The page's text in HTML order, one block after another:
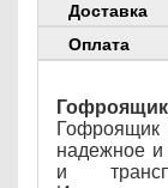
Доставка
Оплата
надежное и
и